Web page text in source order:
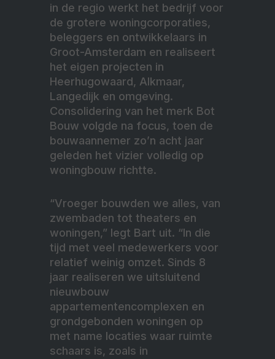
in de regio werkt het bedrijf voor
de grotere woningcorporaties,
beleggers en ontwikkelaars in
Groot-Amsterdam en realiseert
het eigen projecten in
Heerhugowaard, Alkmaar,
Langedijk en omgeving.
Consolidering van het merk Bot
Bouw volgde na focus, toen de
bouwaannemer zo’n acht jaar
geleden het vizier volledig op
woningbouw richtte.
“Vroeger bouwden we alles, van
zwembaden tot theaters en
woningen,” legt Bart uit. “In die
tijd met veel medewerkers voor
relatief weinig omzet. Sinds 8
jaar realiseren we uitsluitend
nieuwbouw
appartementencomplexen en
grondgebonden woningen op
met name locaties waar ruimte
schaars is, zoals in